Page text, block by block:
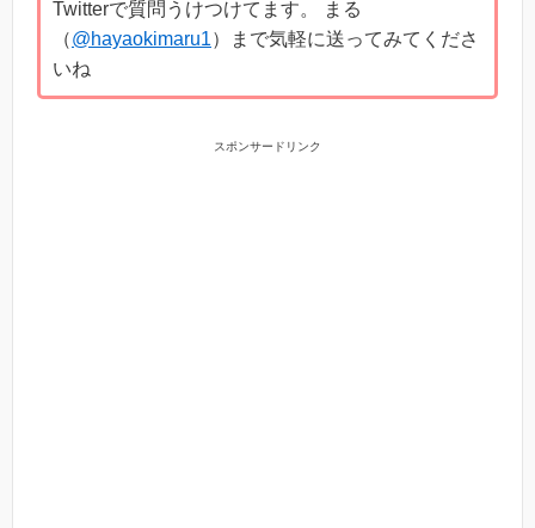
Twitterで質問うけつけてます。 まる
（@hayaokimaru1）まで気軽に送ってみてくださ
いね
スポンサードリンク